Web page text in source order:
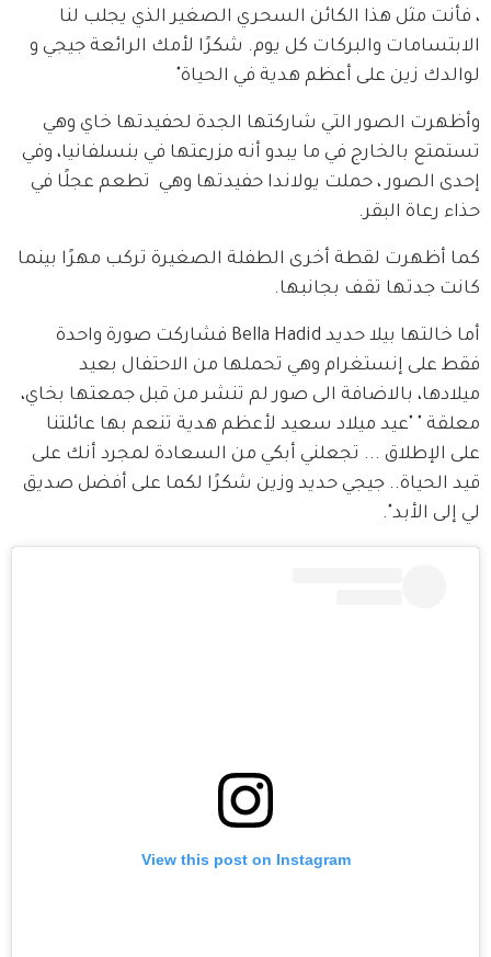
، فأنت مثل هذا الكائن السحري الصغير الذي يجلب لنا
الابتسامات والبركات كل يوم. شكرًا لأمك الرائعة جيجي و
لوالدك زين على أعظم هدية في الحياة"
وأظهرت الصور التي شاركتها الجدة لحفيدتها خاي وهي
تستمتع بالخارج في ما يبدو أنه مزرعتها في بنسلفانيا، وفي
إحدى الصور ، حملت يولاندا حفيدتها وهي  تطعم عجلًا في
حذاء رعاة البقر.
كما أظهرت لقطة أخرى الطفلة الصغيرة تركب مهرًا بينما
كانت جدتها تقف بجانبها.
أما خالتها بيلا حديد Bella Hadid فشاركت صورة واحدة
فقط على إنستغرام وهي تحملها من الاحتفال بعيد
ميلادها، بالاضافة الى صور لم تنشر من قبل جمعتها بخاي،
معلقة " "عيد ميلاد سعيد لأعظم هدية تنعم بها عائلتنا
على الإطلاق ... تجعلني أبكي من السعادة لمجرد أنك على
قيد الحياة.. جيجي حديد وزين شكرًا لكما على أفضل صديق
لي إلى الأبد".
View this post on Instagram